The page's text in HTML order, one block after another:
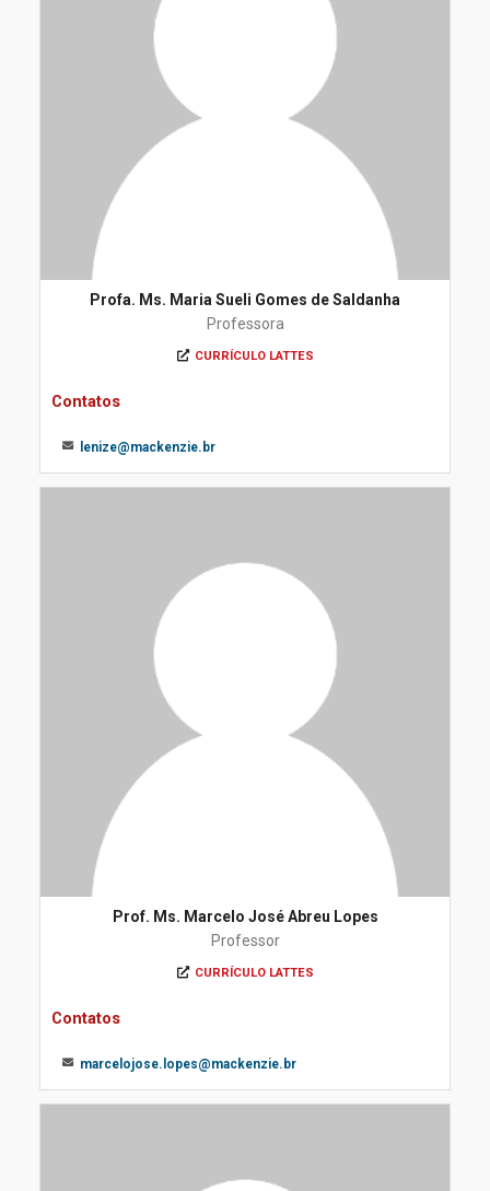
Profa. Ms. Maria Sueli Gomes de Saldanha
Professora
CURRÍCULO LATTES
Contatos
lenize@mackenzie.br
Prof. Ms. Marcelo José Abreu Lopes
Professor
CURRÍCULO LATTES
Contatos
marcelojose.lopes@mackenzie.br